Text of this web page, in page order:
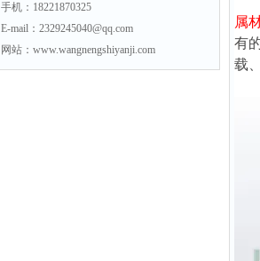
手机：18221870325
E-mail：2329245040@qq.com
网站：www.wangnengshiyanji.com
属
有
载